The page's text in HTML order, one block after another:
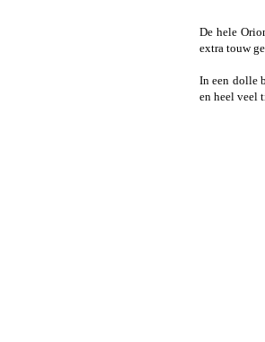
De hele
extra touw
In een dolle
en heel veel